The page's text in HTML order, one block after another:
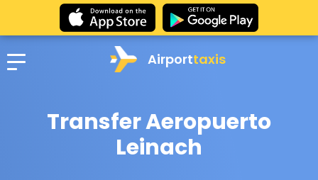
Airporttaxis
Transfer Aeropuerto
Leinach